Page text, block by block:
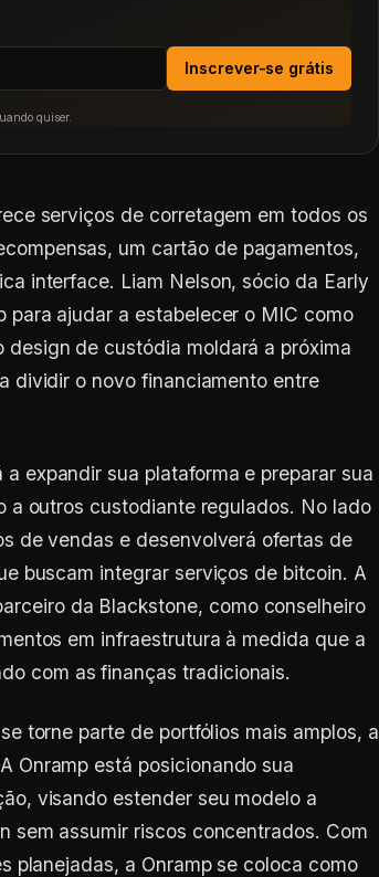
Inscrever-se grátis
quiser.
serviços de corretagem em todos os
um cartão de pagamentos,
interface. Liam Nelson, sócio da Early
para ajudar a estabelecer o MIC como
de custódia moldará a próxima
dividir o novo financiamento entre
expandir sua plataforma e preparar sua
outros custodiante regulados. No lado
de vendas e desenvolverá ofertas de
buscam integrar serviços de bitcoin. A
da Blackstone, como conselheiro
em infraestrutura à medida que a
com as finanças tradicionais.
torne parte de portfólios mais amplos, a
Onramp está posicionando sua
visando estender seu modelo a
sem assumir riscos concentrados. Com
planejadas, a Onramp se coloca como